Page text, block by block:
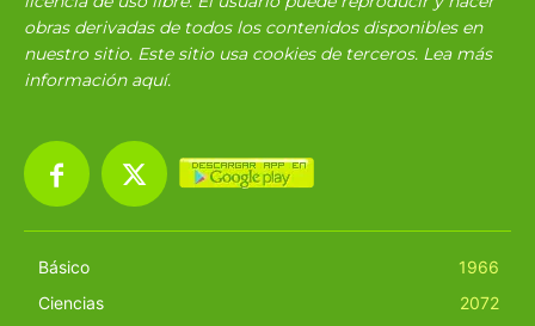
obras derivadas de todos los contenidos disponibles en
nuestro sitio. Este sitio usa cookies de terceros. Lea más
información aquí.
Básico
1966
Ciencias
2072